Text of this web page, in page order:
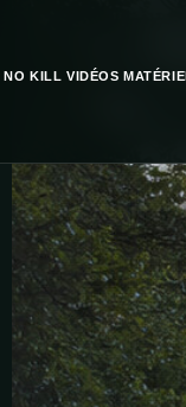
NO KILL VIDÉOS